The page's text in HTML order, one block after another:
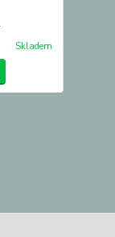
Skladem